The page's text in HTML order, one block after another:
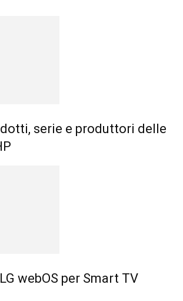
serie e produttori delle
webOS per Smart TV